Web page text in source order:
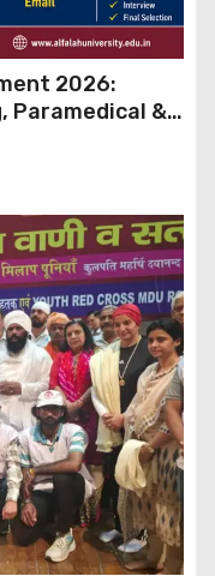
2026:
Paramedical &
Through Email